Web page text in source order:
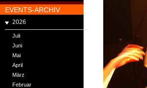
EVENTS-ARCHIV
2026
Juli
Juni
Mai
April
März
Februar